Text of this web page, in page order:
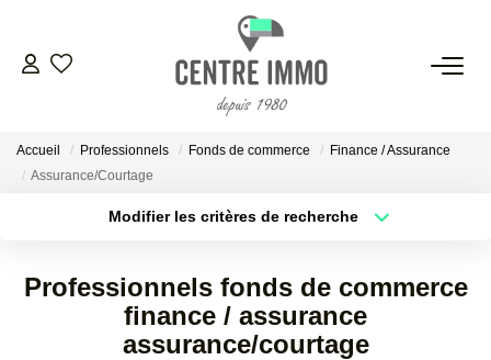
VENTES
ESTIMATION
Accueil Professionnels Fonds de commerce
Finance / Assurance
Assurance/Courtage
Modifier les critères de recherche
Type de bien
Plus de critères
Professionnels fonds de commerce
finance / assurance
assurance/courtage